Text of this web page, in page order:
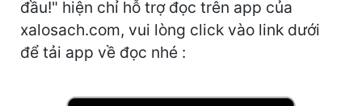
Huyền Ảo
Hài Hước
đầu!" hiện chỉ hỗ trợ đọc trên app của
xalosach.com, vui lòng click vào link dưới
để tải app về đọc nhé :